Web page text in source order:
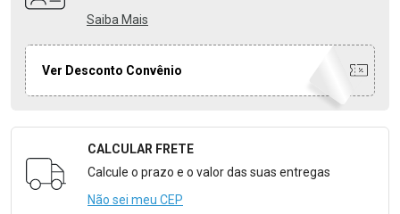
Saiba Mais
Ver Desconto Convênio
Formulário para Calcular o Frete
CALCULAR FRETE
Calcule o prazo e o valor das suas entregas
Não sei meu CEP